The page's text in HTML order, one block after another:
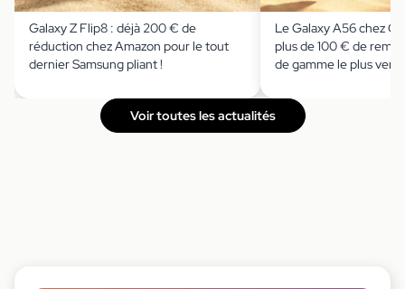
Galaxy Z Flip8 : déjà 200 € de
réduction chez Amazon pour le tout
dernier Samsung pliant !
Le Galaxy A56 chez
plus de 100 € de
de gamme le plus
Voir toutes les actualités